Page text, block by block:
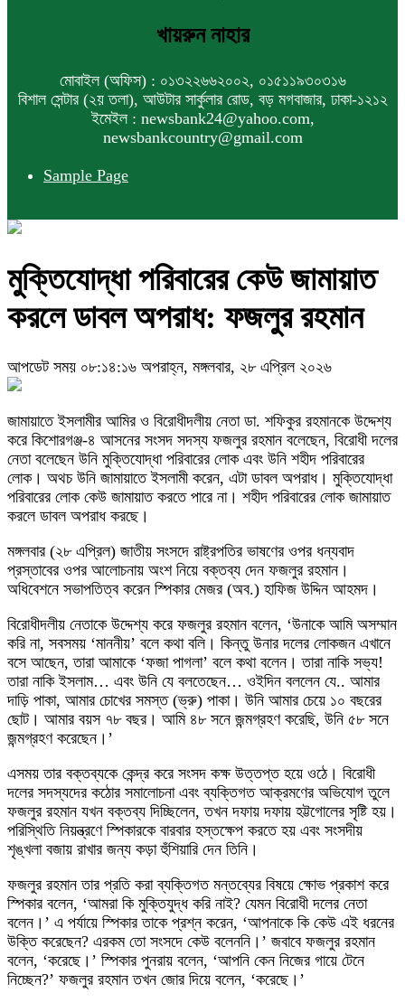
খায়রুন নাহার
মোবাইল (অফিস) : ০১৩২২৬৬২০০২, ০১৫১১৯৩০৩১৬
বিশাল সেন্টার (২য় তলা), আউটার সার্কুলার রোড, বড় মগবাজার, ঢাকা-১২১২
ইমেইল : newsbank24@yahoo.com,
newsbankcountry@gmail.com
Sample Page
মুক্তিযোদ্ধা পরিবারের কেউ জামায়াত
করলে ডাবল অপরাধ: ফজলুর রহমান
আপডেট সময় ০৮:১৪:১৬ অপরাহ্ন, মঙ্গলবার, ২৮ এপ্রিল ২০২৬
জামায়াতে ইসলামীর আমির ও বিরোধীদলীয় নেতা ডা. শফিকুর রহমানকে উদ্দেশ্য
করে কিশোরগঞ্জ-৪ আসনের সংসদ সদস্য ফজলুর রহমান বলেছেন, বিরোধী দলের
নেতা বলেছেন উনি মুক্তিযোদ্ধা পরিবারের লোক এবং উনি শহীদ পরিবারের
লোক। অথচ উনি জামায়াতে ইসলামী করেন, এটা ডাবল অপরাধ। মুক্তিযোদ্ধা
পরিবারের লোক কেউ জামায়াত করতে পারে না। শহীদ পরিবারের লোক জামায়াত
করলে ডাবল অপরাধ করছে।
মঙ্গলবার (২৮ এপ্রিল) জাতীয় সংসদে রাষ্ট্রপতির ভাষণের ওপর ধন্যবাদ
প্রস্তাবের ওপর আলোচনায় অংশ নিয়ে বক্তব্য দেন ফজলুর রহমান।
অধিবেশনে সভাপতিত্ব করেন স্পিকার মেজর (অব.) হাফিজ উদ্দিন আহমদ।
বিরোধীদলীয় নেতাকে উদ্দেশ্য করে ফজলুর রহমান বলেন, ‘উনাকে আমি অসম্মান
করি না, সবসময় ‘মাননীয়’ বলে কথা বলি। কিন্তু উনার দলের লোকজন এখানে
বসে আছেন, তারা আমাকে ‘ফজা পাগলা’ বলে কথা বলেন। তারা নাকি সভ্য!
তারা নাকি ইসলাম… এবং উনি যে বলতেছেন… ওইদিন বললেন যে.. আমার
দাড়ি পাকা, আমার চোখের সমস্ত (ভ্রু) পাকা। উনি আমার চেয়ে ১০ বছরের
ছোট। আমার বয়স ৭৮ বছর। আমি ৪৮ সনে জন্মগ্রহণ করেছি, উনি ৫৮ সনে
জন্মগ্রহণ করেছেন।’
এসময় তার বক্তব্যকে কেন্দ্র করে সংসদ কক্ষ উত্তপ্ত হয়ে ওঠে। বিরোধী
দলের সদস্যদের কঠোর সমালোচনা এবং ব্যক্তিগত আক্রমণের অভিযোগ তুলে
ফজলুর রহমান যখন বক্তব্য দিচ্ছিলেন, তখন দফায় দফায় হট্টগোলের সৃষ্টি হয়।
পরিস্থিতি নিয়ন্ত্রণে স্পিকারকে বারবার হস্তক্ষেপ করতে হয় এবং সংসদীয়
শৃঙ্খলা বজায় রাখার জন্য কড়া হুঁশিয়ারি দেন তিনি।
ফজলুর রহমান তার প্রতি করা ব্যক্তিগত মন্তব্যের বিষয়ে ক্ষোভ প্রকাশ করে
স্পিকার বলেন, ‘আমরা কি মুক্তিযুদ্ধ করি নাই? যেমন বিরোধী দলের নেতা
বলেন।’ এ পর্যায়ে স্পিকার তাকে প্রশ্ন করেন, ‘আপনাকে কি কেউ এই ধরনের
উক্তি করেছেন? এরকম তো সংসদে কেউ বলেননি।’ জবাবে ফজলুর রহমান
বলেন, ‘করেছে।’ স্পিকার পুনরায় বলেন, ‘আপনি কেন নিজের গায়ে টেনে
নিচ্ছেন?’ ফজলুর রহমান তখন জোর দিয়ে বলেন, ‘করেছে।’